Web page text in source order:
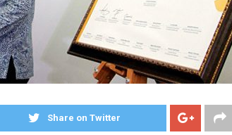
Share on Twitter